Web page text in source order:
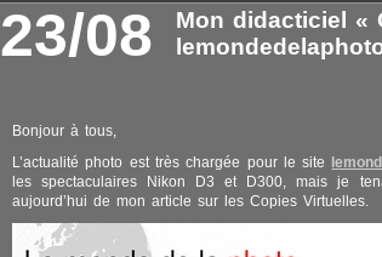
23/08
Mon didacticiel «
Bonjour à tous,
L’actualité photo est très chargée pour le site
les spectaculaires Nikon D3 et D300, mais je
aujourd’hui de mon article sur les Copies Virtuelles.